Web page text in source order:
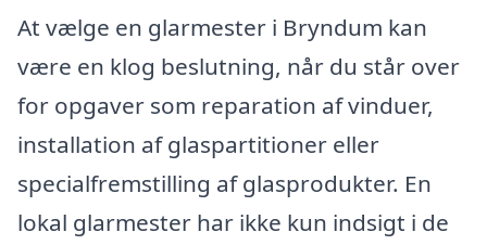
At vælge en glarmester i Bryndum kan
være en klog beslutning, når du står over
for opgaver som reparation af vinduer,
installation af glaspartitioner eller
specialfremstilling af glasprodukter. En
lokal glarmester har ikke kun indsigt i de